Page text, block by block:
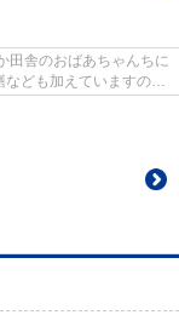
舎のおばあちゃんちに
なども加えていますの